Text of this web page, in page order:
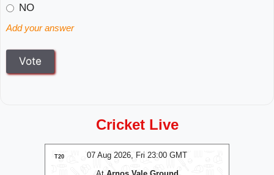
NO
Add your answer
Cricket Live
07 Aug 2026, Fri 17:30 GMT
T20